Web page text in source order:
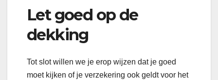
Let goed op de
dekking
Tot slot willen we je erop wijzen dat je goed
moet kijken of je verzekering ook geldt voor het